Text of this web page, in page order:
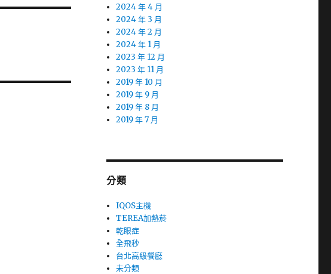
2024 年 4 月
2024 年 3 月
2024 年 2 月
2024 年 1 月
2023 年 12 月
2023 年 11 月
2019 年 10 月
2019 年 9 月
2019 年 8 月
2019 年 7 月
分類
IQOS主機
TEREA加熱菸
乾眼症
全飛秒
台北高級餐廳
未分類